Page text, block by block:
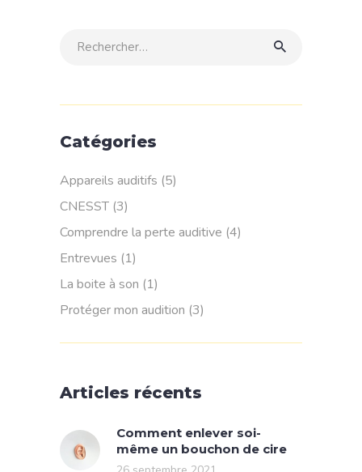
Rechercher:
Catégories
Appareils auditifs (5)
CNESST (3)
Comprendre la perte auditive (4)
Entrevues (1)
La boite à son (1)
Protéger mon audition (3)
Articles récents
Comment enlever soi-
même un bouchon de cire